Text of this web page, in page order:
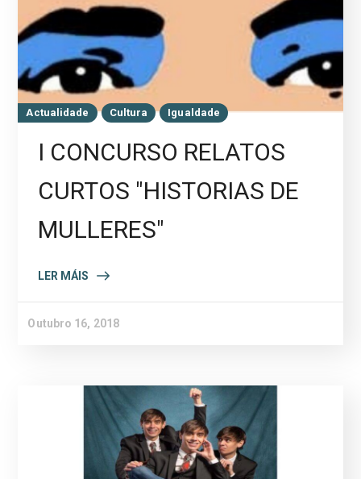
Actualidade Cultura Igualdade
I CONCURSO RELATOS
CURTOS "HISTORIAS DE
MULLERES"
LER MÁIS
Outubro 16, 2018